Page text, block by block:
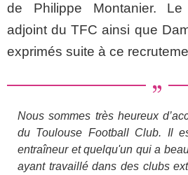
de Philippe Montanier.
adjoint du TFC ainsi que
exprimés suite à ce
Nous sommes très heureux
du Toulouse Football Club. Il
entraîneur et quelqu'un qui a
ayant travaillé dans des clubs